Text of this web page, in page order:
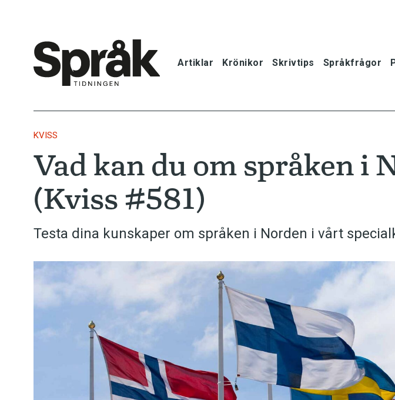
Artiklar Krönikor Skrivtips Språkfrågor
Krönikor
Språkfrågor
Skrivtips
Bokrecensioner
Kviss
Podden
Anmäl till språkpolisen
Föreslå nyord
KVISS
Vad kan du om språken i
(Kviss #581)
Testa dina kunskaper om språken i Norden i vårt